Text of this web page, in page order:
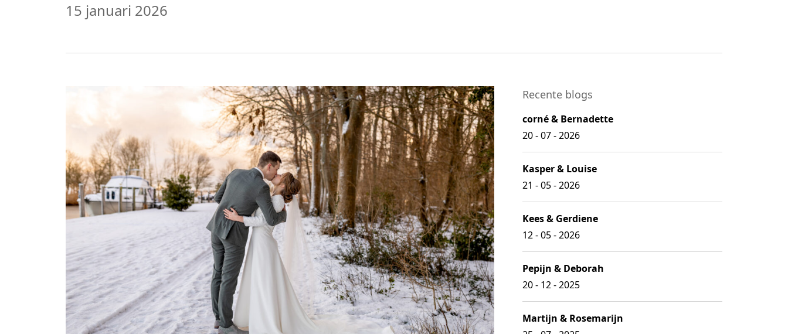
15 januari 2026
Recente blogs
corné & Bernadette
20 - 07 - 2026
Kasper & Louise
21 - 05 - 2026
Kees & Gerdiene
12 - 05 - 2026
Pepijn & Deborah
20 - 12 - 2025
Martijn & Rosemarijn